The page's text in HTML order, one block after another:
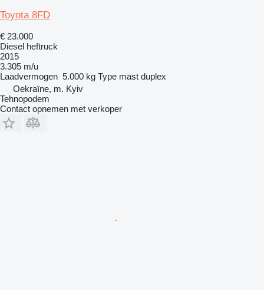
Toyota 8FD
€ 23.000
Diesel heftruck
2015
3.305 m/u
Laadvermogen 5.000 kg Type mast duplex
Oekraïne, m. Kyiv
Tehnopodem
Contact opnemen met verkoper